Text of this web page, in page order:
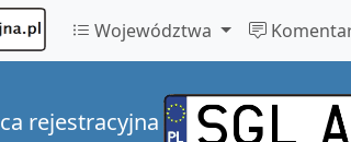
Województwa
rejestracyjna